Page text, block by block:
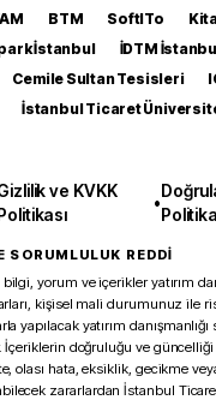
BTM SoftITo
İstanbul
İDTM
Cemile Sultan Tesisleri
İstanbul Ticaret
ve KVKK
•
SORUMLULUK REDDİ
yorum ve içerikler yatırım
kişisel mali durumunuz ile
yapılacak yatırım
doğruluğu ve
olası hata, eksiklik, gecikme
zararlardan İstanbul